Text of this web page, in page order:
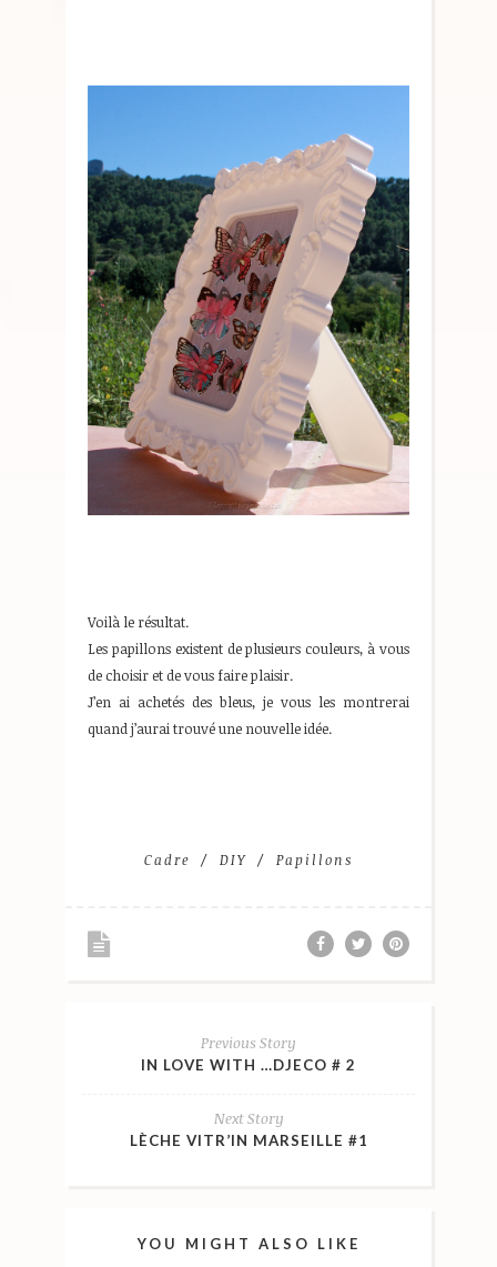
Voilà le résultat.
Les papillons existent de plusieurs couleurs, à vous
de choisir et de vous faire plaisir.
J’en ai achetés des bleus, je vous les montrerai
quand j’aurai trouvé une nouvelle idée.
Cadre DIY Papillons
Previous Story
IN LOVE WITH …DJECO # 2
Next Story
LÈCHE VITR’IN MARSEILLE #1
YOU MIGHT ALSO LIKE